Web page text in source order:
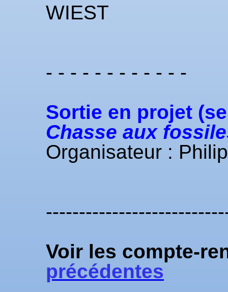
WIEST
- - - - - - - - - - - -
Sortie en projet
Chasse aux
Organisateur :
Voir les compte-
précédentes